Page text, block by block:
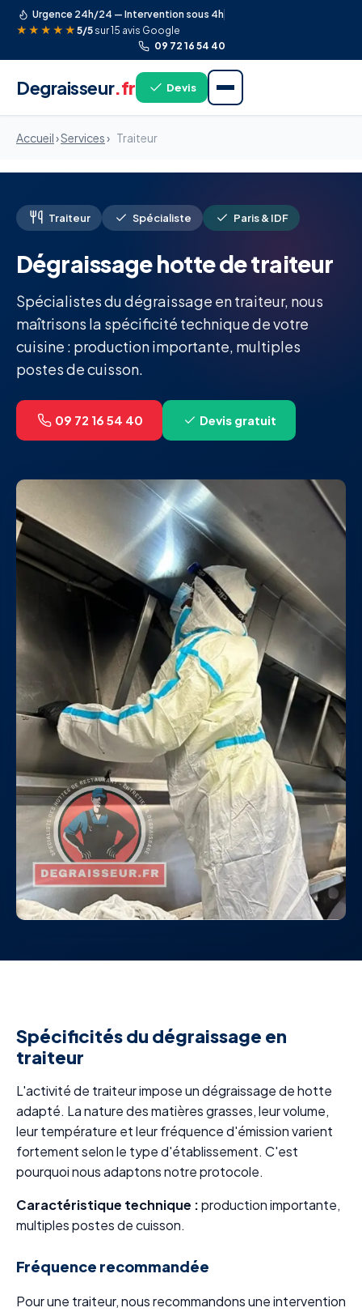
Urgence 24h/24 — Intervention sous 4h
★★★★★ 5/5 sur 15 avis Google
09 72 16 54 40
Degraisseur.fr Devis
Accueil›Services› Traiteur
Traiteur Spécialiste Paris & IDF
Dégraissage hotte de traiteur
Spécialistes du dégraissage en traiteur, nous
maîtrisons la spécificité technique de votre
cuisine : production importante, multiples
postes de cuisson.
09 72 16 54 40 Devis gratuit
Spécificités du dégraissage en
traiteur
L'activité de traiteur impose un dégraissage de hotte
adapté. La nature des matières grasses, leur volume,
leur température et leur fréquence d'émission varient
fortement selon le type d'établissement. C'est
pourquoi nous adaptons notre protocole.
Caractéristique technique :production importante,
multiples postes de cuisson.
Fréquence recommandée
Pour une traiteur, nous recommandons une intervention